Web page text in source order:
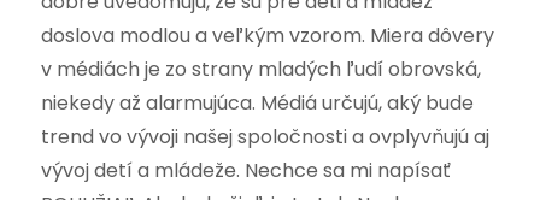
doslova modlou a veľkým vzorom. Miera dôvery
v médiách je zo strany mladých ľudí obrovská,
niekedy až alarmujúca. Médiá určujú, aký bude
trend vo vývoji našej spoločnosti a ovplyvňujú aj
vývoj detí a mládeže. Nechce sa mi napísať